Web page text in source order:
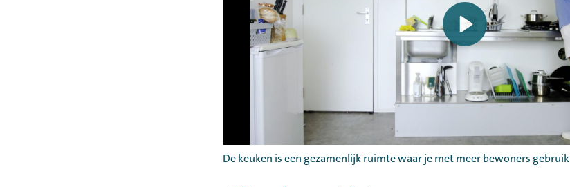
Play
De keuken is een gezamenlijk ruimte waar je met meer bewoners